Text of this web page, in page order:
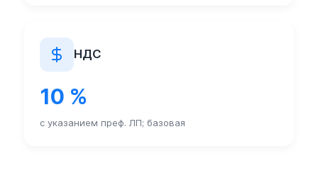
НДС
10 %
с указанием преф. ЛП; базовая